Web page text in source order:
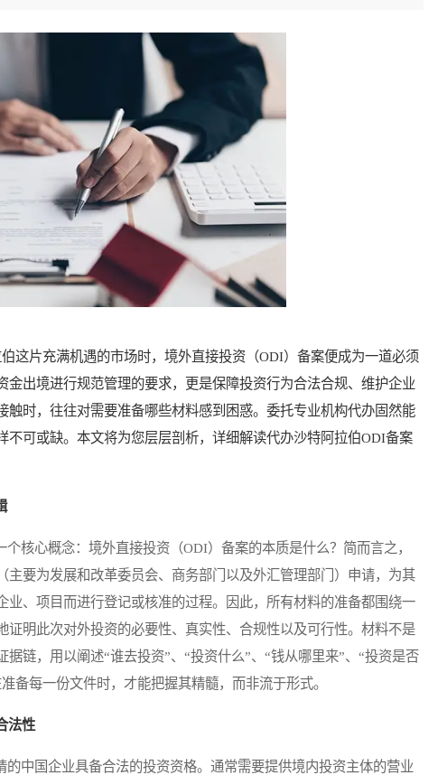
片充满机遇的市场时，境外直接投资（ODI）备案便成为一道必须
金出境进行规范管理的要求，更是保障投资行为合法合规、维护企业
触时，往往对需要准备哪些材料感到困惑。委托专业机构代办固然能
不可或缺。本文将为您层层剖析，详细解读代办沙特阿拉伯ODI备案
心概念：境外直接投资（ODI）备案的本质是什么？简而言之，
主要为发展和改革委员会、商务部门以及外汇管理部门）申请，为其
业、项目而进行登记或核准的过程。因此，所有材料的准备都围绕一
证明此次对外投资的必要性、真实性、合规性以及可行性。材料不是
链，用以阐述“谁去投资”、“投资什么”、“钱从哪里来”、“投资是否
备每一份文件时，才能把握其精髓，而非流于形式。
法性
中国企业具备合法的投资资格。通常需要提供境内投资主体的营业